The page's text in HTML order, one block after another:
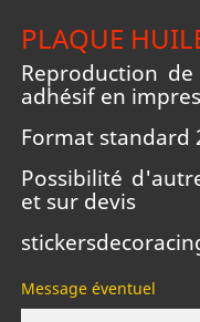
PLAQUE
Reproduction
adhésif en
Format standard
Possibilité
et sur devis
Message éventuel